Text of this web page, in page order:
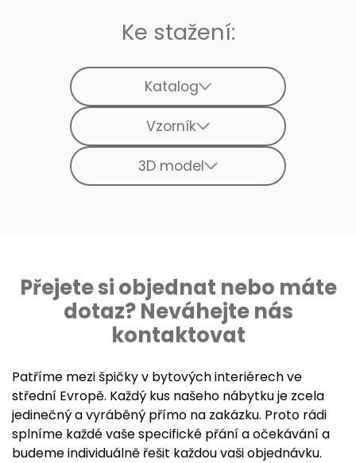
Ke stažení:
Katalog
Vzorník
3D model
Přejete si objednat nebo máte
dotaz? Neváhejte nás
kontaktovat
Patříme mezi špičky v bytových interiérech ve
střední Evropě. Každý kus našeho nábytku je zcela
jedinečný a vyráběný přímo na zakázku. Proto rádi
splníme každé vaše specifické přání a očekávání a
budeme individuálně řešit každou vaši objednávku.